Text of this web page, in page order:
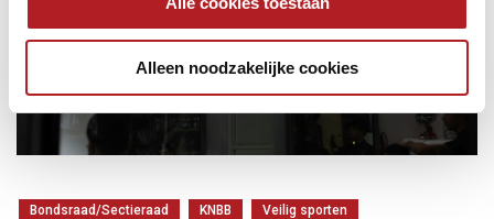
Alleen noodzakelijke cookies
Bondsraad/Sectieraad KNBB Veilig sporten